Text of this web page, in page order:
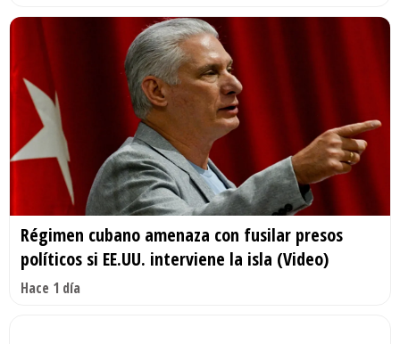
Régimen cubano amenaza con fusilar presos
políticos si EE.UU. interviene la isla (Video)
Hace 1 día